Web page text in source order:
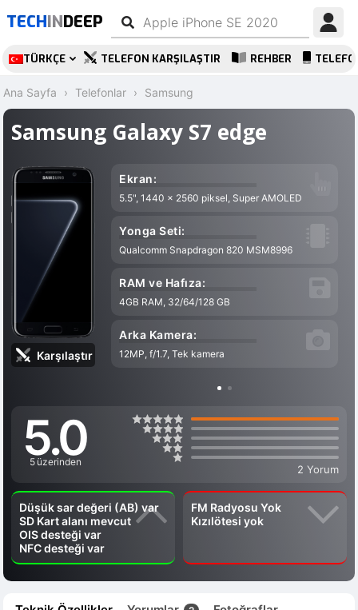
TECHINDEEP
TÜRKÇE TELEFON KARŞILAŞTIR REHBER
Ana Sayfa Telefonlar Samsung
Samsung Galaxy S7 edge
Karşılaştır
Ekran:
5.5", 1440 x 2560 piksel, Super AMOLED
Yonga Seti:
Qualcomm Snapdragon 820 MSM8996
RAM ve Hafıza:
4GB RAM, 32/64/128 GB
Arka Kamera:
12MP, f/1.7, Tek kamera
5.0
5 üzerinden
2 Yorum
Düşük sar değeri (AB) var
SD Kart alanı mevcut
OIS desteği var
NFC desteği var
FM Radyosu Yok
Kızılötesi yok